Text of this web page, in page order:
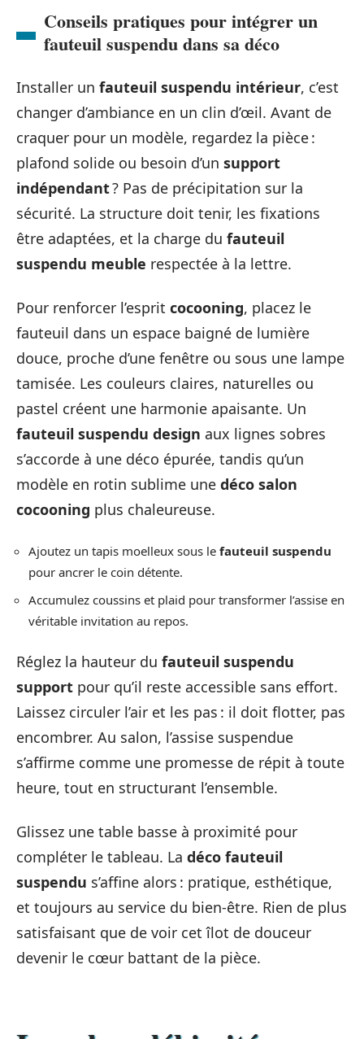
Conseils pratiques pour intégrer un
fauteuil suspendu dans sa déco
Installer un fauteuil suspendu intérieur, c’est
changer d’ambiance en un clin d’œil. Avant de
craquer pour un modèle, regardez la pièce :
plafond solide ou besoin d’un support
indépendant? Pas de précipitation sur la
sécurité. La structure doit tenir, les fixations
être adaptées, et la charge du fauteuil
suspendu meuble respectée à la lettre.
Pour renforcer l’esprit cocooning, placez le
fauteuil dans un espace baigné de lumière
douce, proche d’une fenêtre ou sous une lampe
tamisée. Les couleurs claires, naturelles ou
pastel créent une harmonie apaisante. Un
fauteuil suspendu design aux lignes sobres
s’accorde à une déco épurée, tandis qu’un
modèle en rotin sublime une déco salon
cocooning plus chaleureuse.
Ajoutez un tapis moelleux sous le fauteuil suspendu
pour ancrer le coin détente.
Accumulez coussins et plaid pour transformer l’assise en
véritable invitation au repos.
Réglez la hauteur du fauteuil suspendu
support pour qu’il reste accessible sans effort.
Laissez circuler l’air et les pas : il doit flotter, pas
encombrer. Au salon, l’assise suspendue
s’affirme comme une promesse de répit à toute
heure, tout en structurant l’ensemble.
Glissez une table basse à proximité pour
compléter le tableau. La déco fauteuil
suspendu s’affine alors : pratique, esthétique,
et toujours au service du bien-être. Rien de plus
satisfaisant que de voir cet îlot de douceur
devenir le cœur battant de la pièce.